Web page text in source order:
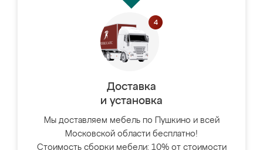
Доставка
и установка
Мы доставляем мебель по Пушкино и всей
Московской области бесплатно!
Стоимость сборки мебели: 10% от стоимости